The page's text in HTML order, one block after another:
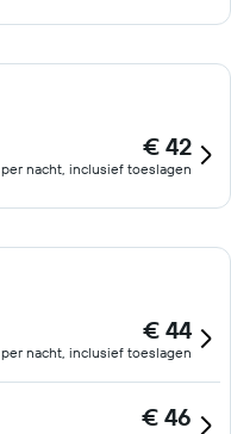
€ 42
per nacht, inclusief toeslagen
€ 44
per nacht, inclusief toeslagen
€ 46